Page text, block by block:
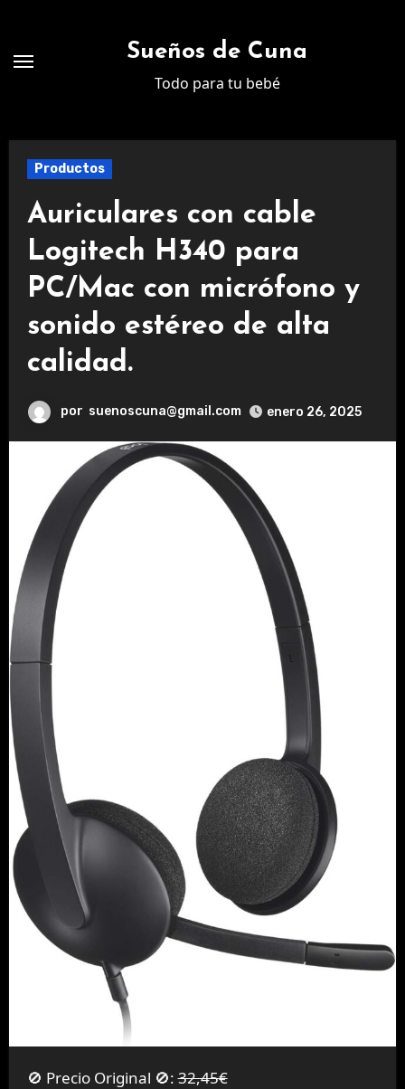
contenido
Sueños de Cuna
Todo para tu bebé
Productos
Auriculares con cable
Logitech H340 para
PC/Mac con micrófono y
sonido estéreo de alta
calidad.
por suenoscuna@gmail.com enero 26, 2025
🚫 Precio Original 🚫:32,45€